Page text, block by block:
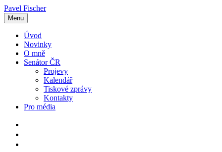
Pavel Fischer
Menu
Úvod
Novinky
O mně
Senátor ČR
Projevy
Kalendář
Tiskové zprávy
Kontakty
Pro média